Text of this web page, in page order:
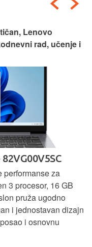
Lenovo
rad, učenje i
performanse za
3 procesor, 16 GB
pruža ugodno
i jednostavan dizajn
i osnovnu